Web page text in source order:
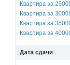
Квартира за
Квартира за
Квартира за
Квартира за
Дата сдачи